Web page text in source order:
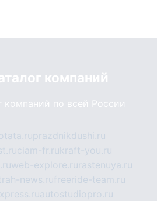
компаний
компаний по всей России
prazdnikdushi.ru
ciam-fr.rukraft-you.ru
web-explore.ru rastenuya.ru
news.rufreeride-team.ru
autostudiopro.ru